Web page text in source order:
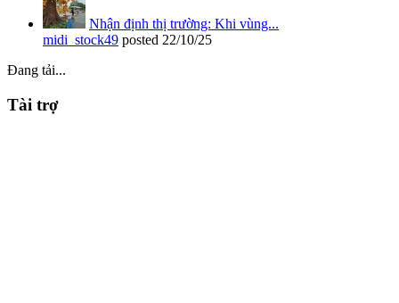
Nhận định thị trường: Khi vùng...
midi_stock49 posted 22/10/25
Đang tải...
Tài trợ